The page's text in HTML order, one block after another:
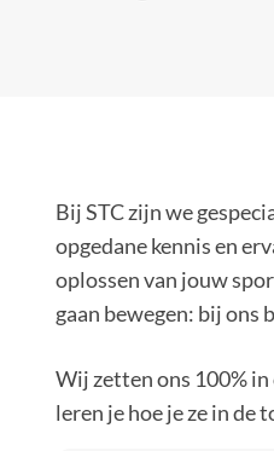
Bij STC zijn we
opgedane kennis en
oplossen van jouw
gaan bewegen: bij ons
Wij zetten ons 100%
leren je hoe je ze in de